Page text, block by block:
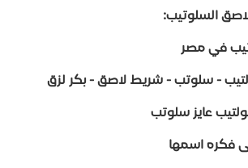
السلوتيب:
في مصر
- سلوتب - شريط لاصق - بكر لزق
عايز سلوتب
فكره اسمها